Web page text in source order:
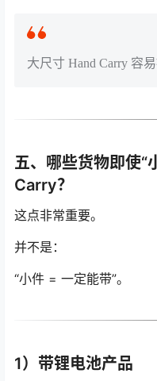
大尺寸 Hand Carry 容
五、哪些货物即使“
Carry？
这点非常重要。
并不是：
“小件 = 一定能带”。
1）带锂电池产品